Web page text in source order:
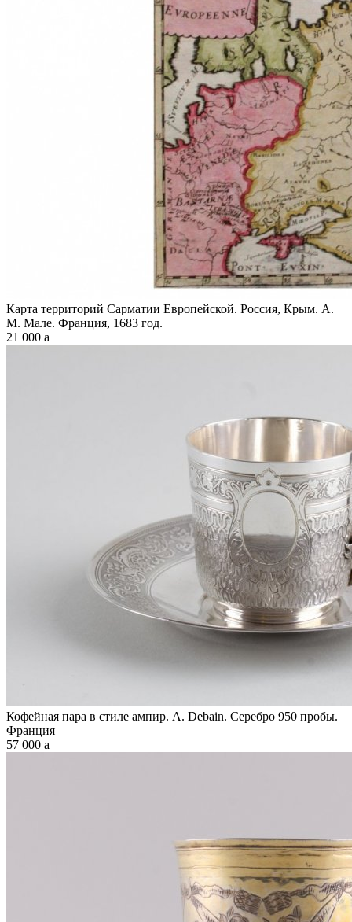
Карта территорий Сарматии Европейской. Россия, Крым. А.
М. Мале. Франция, 1683 год.
21 000 a
Кофейная пара в стиле ампир. А. Debain. Серебро 950 пробы.
Франция
57 000 a